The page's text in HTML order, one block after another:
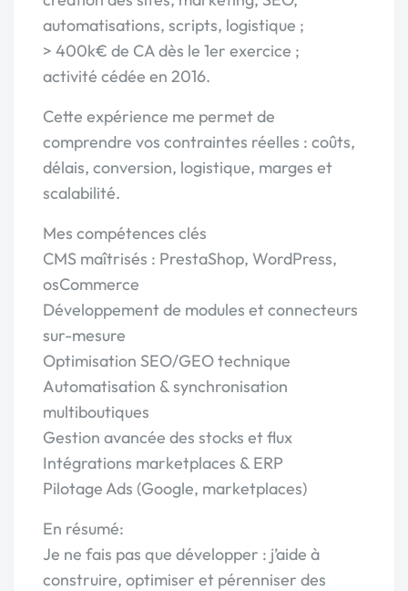
automatisations, scripts, logistique ;
> 400k€ de CA dès le 1er exercice ;
activité cédée en 2016.
Cette expérience me permet de
comprendre vos contraintes réelles : coûts,
délais, conversion, logistique, marges et
scalabilité.
Mes compétences clés
CMS maîtrisés : PrestaShop, WordPress,
osCommerce
Développement de modules et connecteurs
sur-mesure
Optimisation SEO/GEO technique
Automatisation & synchronisation
multiboutiques
Gestion avancée des stocks et flux
Intégrations marketplaces & ERP
Pilotage Ads (Google, marketplaces)
En résumé:
Je ne fais pas que développer : j’aide à
construire, optimiser et pérenniser des